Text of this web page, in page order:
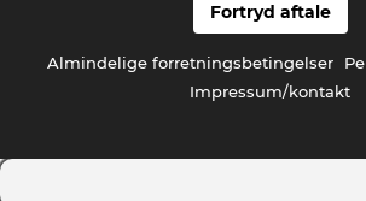
Fortryd aftale
Almindelige forretningsbetingelser
Impressum/kontakt